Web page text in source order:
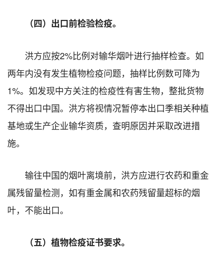
（四）出口前检验检疫。
洪方应按2%比例对输华烟叶进行抽样检查。如
两年内没有发生植物检疫问题，抽样比例数可降为
1%。如发现中方关注的检疫性有害生物，整批货物
不得出口中国。洪方将视情况暂停本出口季相关种植
基地或生产企业输华资质，查明原因并采取改进措
施。
输往中国的烟叶离境前，洪方应进行农药和重金
属残留量检测，如有重金属和农药残留量超标的烟
叶，不能出口。
（五）植物检疫证书要求。